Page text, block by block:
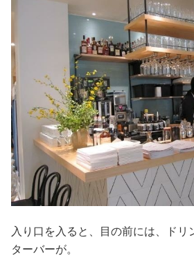
入り口を入ると、目の前には、ドリ
ターバーが。